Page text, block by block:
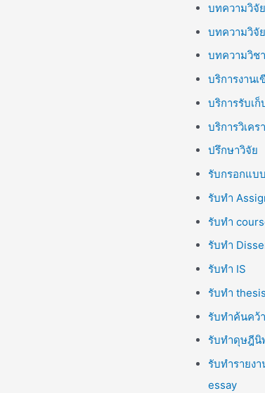
บทความวิจัย
บทความวิจั
บทความวิช
บริการงาน
บริการรับเ
บริการวิเคร
ปรึกษาวิจัย
รับกรอกแบ
รับทำ
รับทำ
รับทำ
รับทำ IS
รับทำ
รับทำค้นคว้
รับทำดุษฎีนิ
รับทำรายง
essay